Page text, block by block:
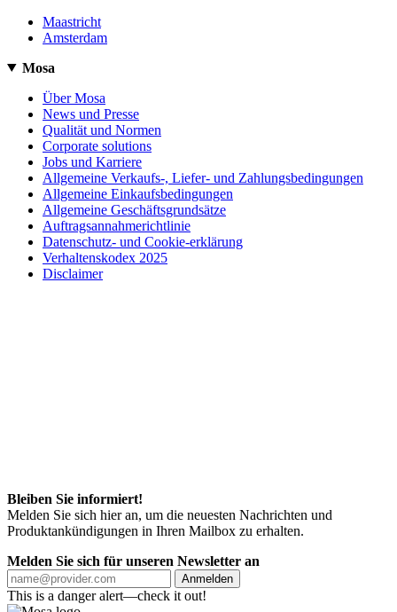
Maastricht
Amsterdam
Mosa
Über Mosa
News und Presse
Qualität und Normen
Corporate solutions
Jobs und Karriere
Allgemeine Verkaufs-, Liefer- und Zahlungsbedingungen
Allgemeine Einkaufsbedingungen
Allgemeine Geschäftsgrundsätze
Auftragsannahmerichtlinie
Datenschutz- und Cookie-erklärung
Verhaltenskodex 2025
Disclaimer
Bleiben Sie informiert!
Melden Sie sich hier an, um die neuesten Nachrichten und
Produktankündigungen in Ihren Mailbox zu erhalten.
Melden Sie sich für unseren Newsletter an
Anmelden
This is a danger alert—check it out!